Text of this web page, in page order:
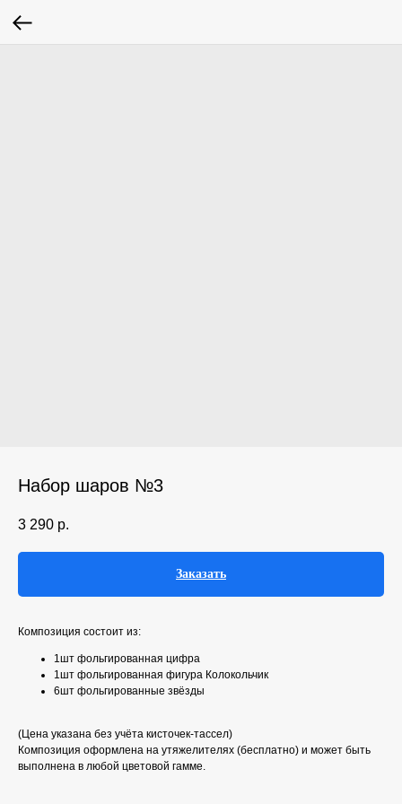
Набор шаров №3
3 290 р.
Заказать
Композиция состоит из:
1шт фольгированная цифра
1шт фольгированная фигура Колокольчик
6шт фольгированные звёзды
(Цена указана без учёта кисточек-тассел)
Композиция оформлена на утяжелителях (бесплатно) и может быть
выполнена в любой цветовой гамме.